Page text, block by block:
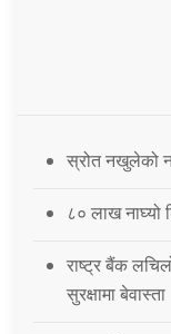
स्रोत नखुलेको
८० लाख नाघ्यो
राष्ट्र बैंक
सुरक्षामा बेवास्ता